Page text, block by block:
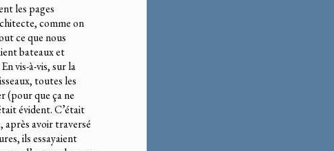
les pages
comme on
ce que nous
bateaux et
vis-à-vis, sur la
toutes les
(pour que ça ne
évident. C’était
après avoir traversé
ils essayaient